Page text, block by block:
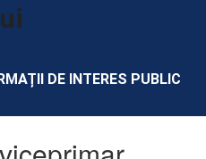
DE INTERES PUBLIC